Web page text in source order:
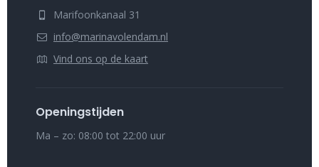
Marifoonkanaal 31
info@marinavolendam.nl
Vind ons op de kaart
Openingstijden
Ma – zo: 08:00 tot 22:00 uur